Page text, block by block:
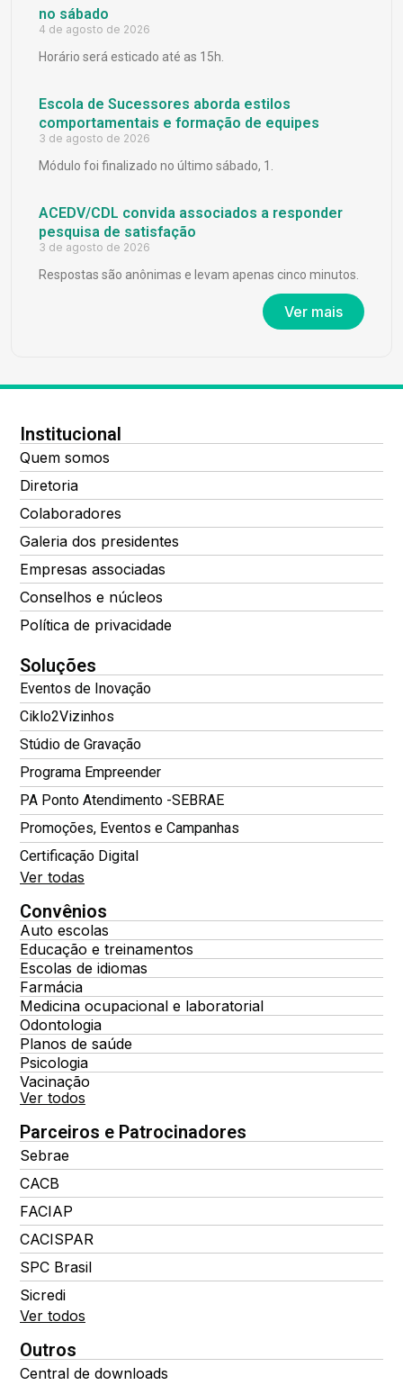
no sábado
4 de agosto de 2026
Horário será esticado até as 15h.
Escola de Sucessores aborda estilos
comportamentais e formação de equipes
3 de agosto de 2026
Módulo foi finalizado no último sábado, 1.
ACEDV/CDL convida associados a responder
pesquisa de satisfação
3 de agosto de 2026
Respostas são anônimas e levam apenas cinco minutos.
Ver mais
Institucional
Quem somos
Diretoria
Colaboradores
Galeria dos presidentes
Empresas associadas
Conselhos e núcleos
Política de privacidade
Soluções
Eventos de Inovação
Ciklo2Vizinhos
Stúdio de Gravação
Programa Empreender
PA Ponto Atendimento -SEBRAE
Promoções, Eventos e Campanhas
Certificação Digital
Ver todas
Convênios
Auto escolas
Educação e treinamentos
Escolas de idiomas
Farmácia
Medicina ocupacional e laboratorial
Odontologia
Planos de saúde
Psicologia
Vacinação
Ver todos
Parceiros e Patrocinadores
Sebrae
CACB
FACIAP
CACISPAR
SPC Brasil
Sicredi
Ver todos
Outros
Central de downloads